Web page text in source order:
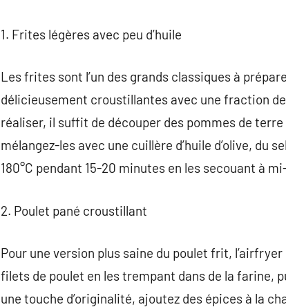
1. Frites légères avec peu d’huile
Les frites sont l’un des grands classiques à
délicieusement croustillantes avec une fraction
réaliser, il suffit de découper des pommes de
mélangez-les avec une cuillère d’huile d’olive, du
180°C pendant 15-20 minutes en les secouant à
2. Poulet pané croustillant
Pour une version plus saine du poulet frit,
filets de poulet en les trempant dans de la farine,
une touche d’originalité, ajoutez des épices à la